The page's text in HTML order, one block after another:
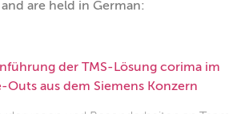
and are held in German:
der TMS-Lösung corima im
Outs aus dem Siemens Konzern